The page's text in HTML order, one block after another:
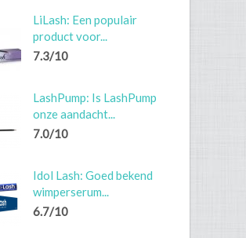
LiLash: Een populair
product voor...
7.3/10
LashPump: Is LashPump
onze aandacht...
7.0/10
Idol Lash: Goed bekend
wimperserum...
6.7/10